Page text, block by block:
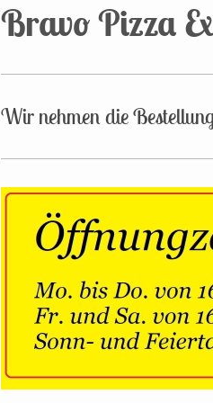
Bravo Pizza
Wir nehmen die